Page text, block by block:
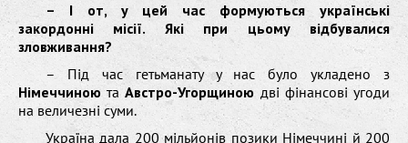
– І от, у цей час формуються українські
закордонні місії. Які при цьому відбувалися
зловживання?
– Під час гетьманату у нас було укладено з
Німеччиною таАвстро-Угорщиною дві фінансові угоди
на величезні суми.
Україна дала 200 мільйонів позики Німеччині й 200